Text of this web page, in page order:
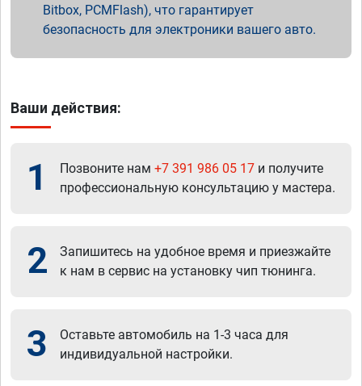
Bitbox, PCMFlash), что гарантирует
безопасность для электроники вашего авто.
Ваши действия:
1 Позвоните нам +7 391 986 05 17 и получите
профессиональную консультацию у мастера.
2
Запишитесь на удобное время и приезжайте
к нам в сервис на установку чип тюнинга.
3
Оставьте автомобиль на 1-3 часа для
индивидуальной настройки.